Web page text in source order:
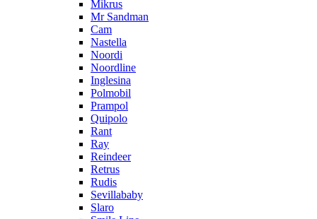
Mikrus
Mr Sandman
Cam
Nastella
Noordi
Noordline
Inglesina
Polmobil
Prampol
Quipolo
Rant
Ray
Reindeer
Retrus
Rudis
Sevillababy
Slaro